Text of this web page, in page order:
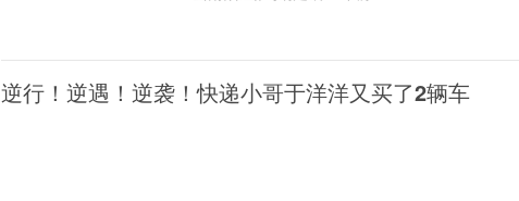
逆行！逆遇！逆袭！快递小哥于洋洋又买了2辆车